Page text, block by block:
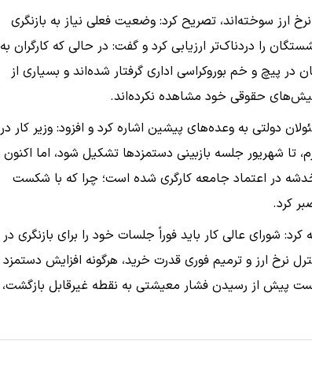
ارز سوخته‌اند، تصریح کرد: وضعیت فعلی نیاز به بازنگری
را دردناک‌تر ارزیابی کرد و گفت: در حالی که کارگران به
پیچ و خم بوروکراسی اداری گرفتار شده‌اند و بسیاری از
دولتی به وعده‌های پیشین اشاره کرد و افزود: وزیر کار در
تا شهریور جلسه بازبینی دستمزد‌ها تشکیل شود، اما اکنون
در اعتماد جامعه کارگری شده است؛ چرا که با شکست
کرد.
شورای عالی کار باید فوراً جلسات خود را برای بازنگری در
نرخ ارز و ترمیم فوری قدرت خرید، هرگونه افزایش دستمزد
پیش از رسیدن فشار معیشتی به نقطه غیرقابل بازگشت،